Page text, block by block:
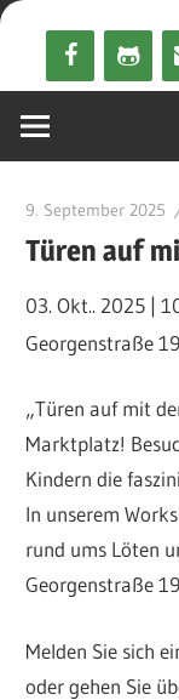
Zum
springen
9. September 2025
Türen auf
03. Okt.. 2025 |
Georgenstraße
„Türen auf mit
Marktplatz!
Kindern die
In unserem
rund ums Löten
Georgenstraße
Melden Sie sich
oder gehen Sie